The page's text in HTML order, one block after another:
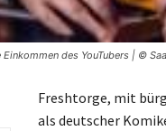
des YouTubers | ©
Freshtorge, mit
als deutscher